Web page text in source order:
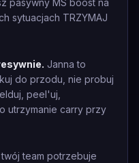
pasywny MS boost na
sytuacjach TRZYMAJ
Janna to
do przodu, nie probuj
peel'uj,
utrzymanie carry przy
team potrzebuje